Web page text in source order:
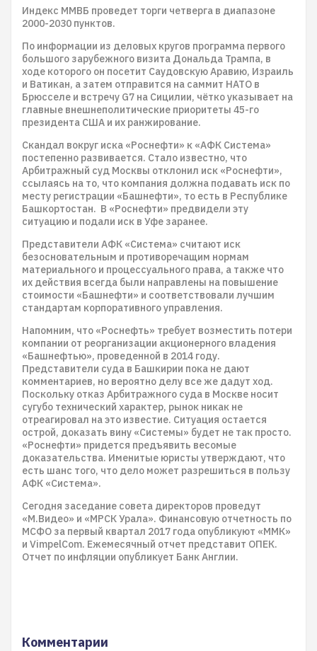
Индекс ММВБ проведет торги четверга в диапазоне
2000-2030 пунктов.
По информации из деловых кругов программа первого
большого зарубежного визита Дональда Трампа, в
ходе которого он посетит Саудовскую Аравию, Израиль
и Ватикан, а затем отправится на саммит НАТО в
Брюсселе и встречу G7 на Сицилии, чётко указывает на
главные внешнеполитические приоритеты 45-го
президента США и их ранжирование.
Скандал вокруг иска «Роснефти» к «АФК Система»
постепенно развивается. Стало известно, что
Арбитражный суд Москвы отклонил иск «Роснефти»,
ссылаясь на то, что компания должна подавать иск по
месту регистрации «Башнефти», то есть в Республике
Башкортостан. В «Роснефти» предвидели эту
ситуацию и подали иск в Уфе заранее.
Представители АФК «Система» считают иск
безосновательным и противоречащим нормам
материального и процессуального права, а также что
их действия всегда были направлены на повышение
стоимости «Башнефти» и соответствовали лучшим
стандартам корпоративного управления.
Напомним, что «Роснефть» требует возместить потери
компании от реорганизации акционерного владения
«Башнефтью», проведенной в 2014 году.
Представители суда в Башкирии пока не дают
комментариев, но вероятно делу все же дадут ход.
Поскольку отказ Арбитражного суда в Москве носит
сугубо технический характер, рынок никак не
отреагировал на это известие. Ситуация остается
острой, доказать вину «Системы» будет не так просто.
«Роснефти» придется предъявить весомые
доказательства. Именитые юристы утверждают, что
есть шанс того, что дело может разрешиться в пользу
АФК «Система».
Сегодня заседание совета директоров проведут
«М.Видео» и «МРСК Урала». Финансовую отчетность по
МСФО за первый квартал 2017 года опубликуют «ММК»
и VimpelCom. Ежемесячный отчет представит ОПЕК.
Отчет по инфляции опубликует Банк Англии.
Комментарии